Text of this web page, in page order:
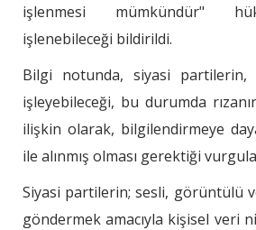
işlenmesi mümkündür"
işlenebileceği bildirildi.
Bilgi notunda, siyasi partilerin,
işleyebileceği, bu durumda
ilişkin olarak, bilgilendirmeye
ile alınmış olması gerektiği
Siyasi partilerin; sesli, görüntülü
göndermek amacıyla kişisel veri